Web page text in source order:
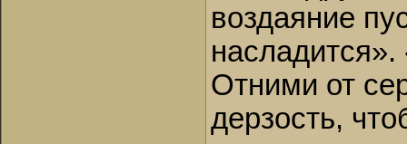
воздаяние
Отними от
дерзость,